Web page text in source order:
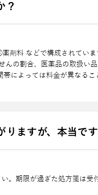
？
料 などで構成されていま
の割合、医薬品の取扱い
によっては料⾦が異なるこ
ますが、本当で
。期限が過ぎた処⽅箋は受